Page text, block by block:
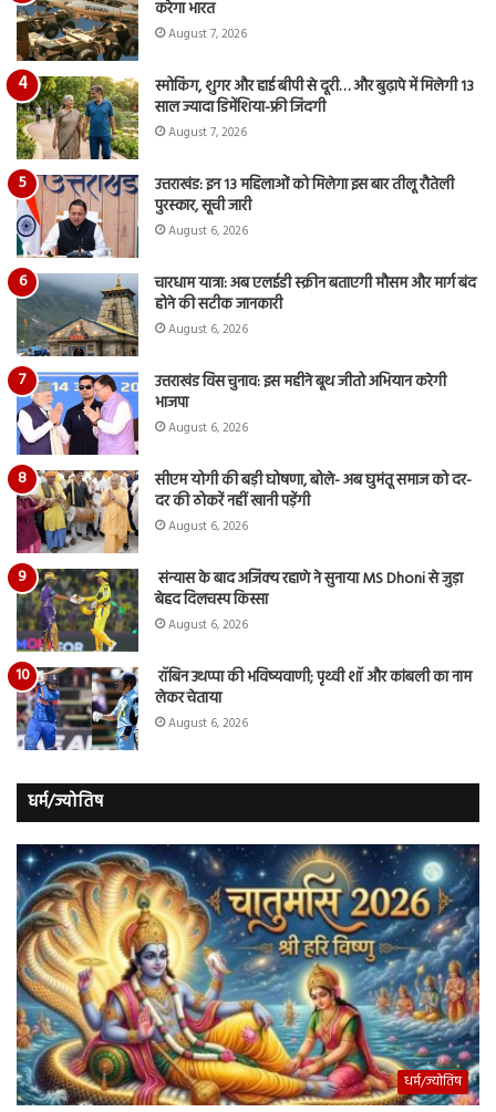
करेगा भारत
August 7, 2026
स्मोकिंग, शुगर और हाई बीपी से दूरी… और बुढ़ापे में मिलेगी 13
साल ज्यादा डिमेंशिया-फ्री जिंदगी
August 7, 2026
उत्तराखंड: इन 13 महिलाओं को मिलेगा इस बार तीलू रौतेली
पुरस्कार, सूची जारी
August 6, 2026
चारधाम यात्रा: अब एलईडी स्क्रीन बताएगी मौसम और मार्ग बंद
होने की सटीक जानकारी
August 6, 2026
उत्तराखंड विस चुनाव: इस महीने बूथ जीतो अभियान करेगी
भाजपा
August 6, 2026
सीएम योगी की बड़ी घोषणा, बोले- अब घुमंतू समाज को दर-
दर की ठोकरें नहीं खानी पड़ेंगी
August 6, 2026
संन्यास के बाद अजिंक्‍य रहाणे ने सुनाया MS Dhoni से जुड़ा
बेहद दिलचस्प किस्सा
August 6, 2026
रॉबिन उथप्पा की भविष्यवाणी; पृथ्वी शॉ और कांबली का नाम
लेकर चेताया
August 6, 2026
धर्म/ज्योतिष
धर्म/ज्योतिष